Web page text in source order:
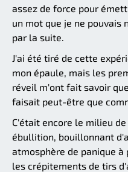
assez de force pour
un mot que je ne pouvais
par la suite.
J'ai été tiré de cette
mon épaule, mais les
réveil m'ont fait savoir
faisait peut-être que
C'était encore le milieu
ébullition, bouillonnant
atmosphère de panique à
les crépitements de tirs